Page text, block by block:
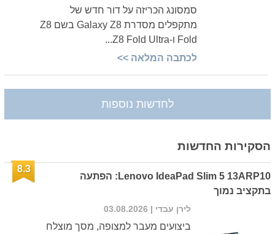
סמסונג הכריזה על דור חדש של
מתקפלים מסדרת Galaxy Z8 בשם Z8
Fold ו-Z8 Fold Ultra...
לכתבה המלאה >>
לחדשות נוספות
הסקירות החדשות
Lenovo IdeaPad Slim 5 13ARP10: הפתעה
בתקציב נמוך
8.3
לירן עבדי | 03.08.2026
ביצועים מעבר למצופה, מסך מוצלח